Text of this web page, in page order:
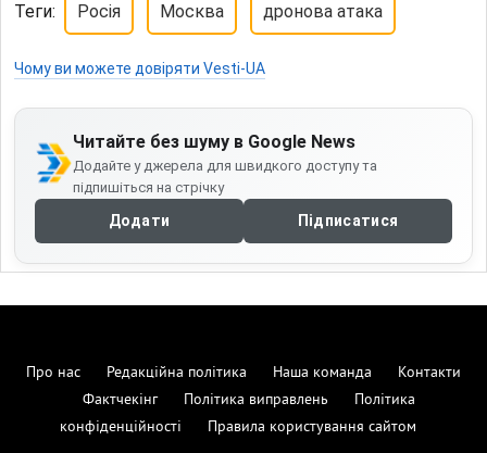
Теги: Росія Москва дронова атака
Чому ви можете довіряти Vesti-UA
Читайте без шуму в Google News
Додайте у джерела для швидкого доступу та
підпишіться на стрічку
Додати Підписатися
Про нас Редакційна політика Наша команда
Контакти
Фактчекінг
Політика виправлень
Політика
конфіденційності
Правила користування сайтом